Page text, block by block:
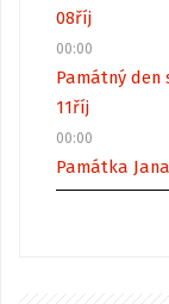
08říj
00:00
Památný den
11říj
00:00
Památka